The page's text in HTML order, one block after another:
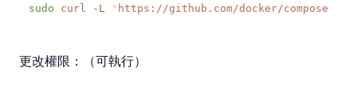
sudo curl -L " https://github.com/docker/compose/
更改權限：（可執行）